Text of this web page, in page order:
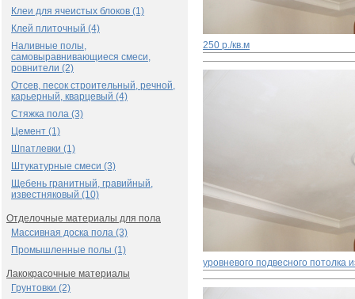
Клеи для ячеистых блоков (1)
Клей плиточный (4)
Наливные полы,
самовыравнивающиеся смеси,
ровнители (2)
Отсев, песок строительный, речной,
карьерный, кварцевый (4)
Стяжка пола (3)
Цемент (1)
Шпатлевки (1)
Штукатурные смеси (3)
Щебень гранитный, гравийный,
известняковый (10)
Отделочные материалы для пола
Массивная доска пола (3)
Промышленные полы (1)
Лакокрасочные материалы
Грунтовки (2)
250 р./кв.м
уровневого подвесного потолка